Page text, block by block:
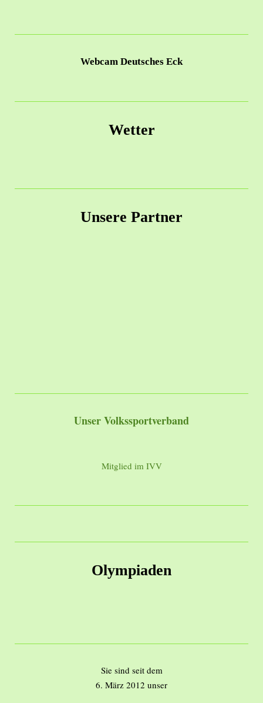
Webcam Deutsches Eck
Wetter
Unsere Partner
Unser Volkssportverband
Mitglied im IVV
Olympiaden
Sie sind seit dem
6. März 2012 unser